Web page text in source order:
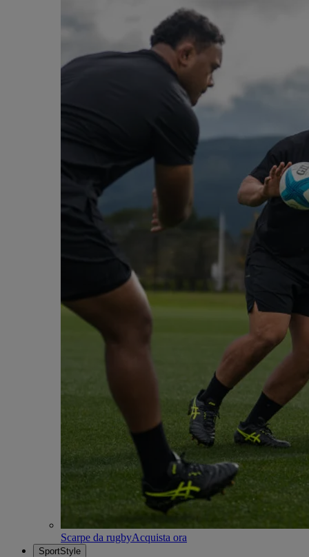
Scarpe da rugbyAcquista ora
SportStyle